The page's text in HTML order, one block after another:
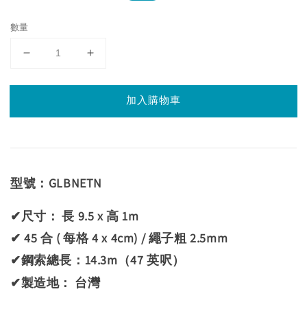
數量
加入購物車
型號：GLBNETN
✔尺寸 ： 長 9.5 x 高 1m
✔ 45 合 ( 每格 4 x 4cm) / 繩子粗 2.5mm
✔鋼索總長：14.3m（47 英呎）
✔製造地： 台灣